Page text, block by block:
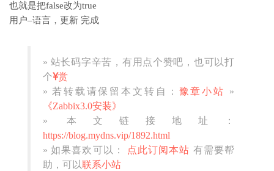
也就是把false改为true
用户–语言，更新 完成
» 站长码字辛苦，有用点个赞吧，也可以打
个 赏
» 若转载请保留本文转自： 豫章小站
»
《Zabbix3.0安装》
» 本文链接地址：
https://blog.mydns.vip/1892.html
» 如果喜欢可以：
点此订阅本站 有需要帮
助，可以联系小站